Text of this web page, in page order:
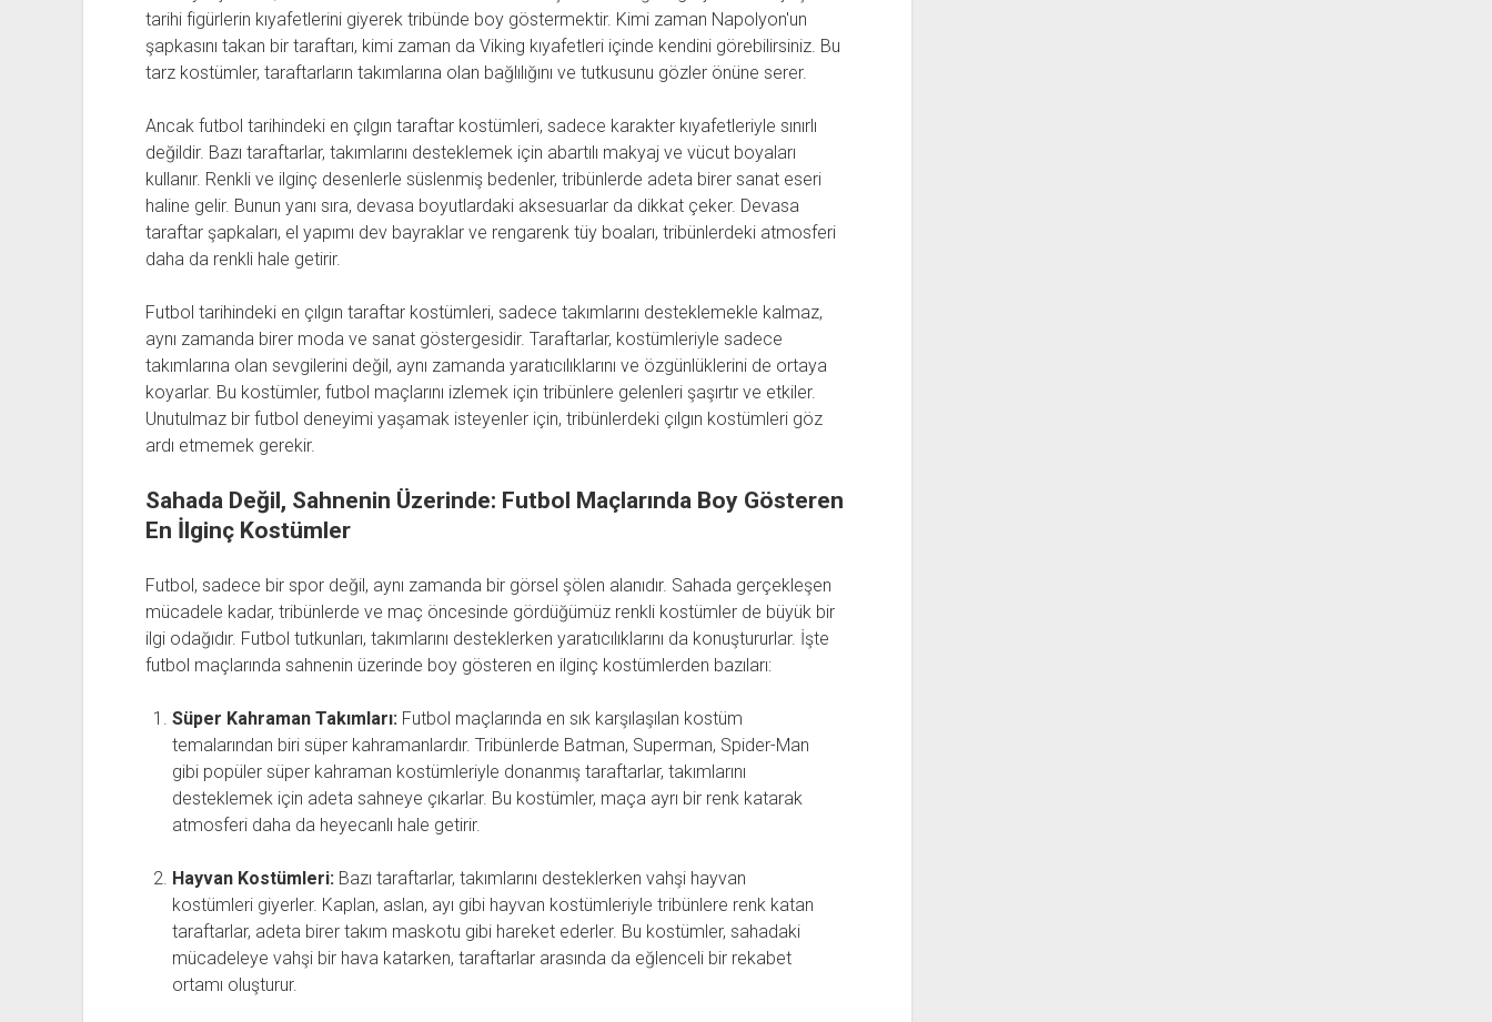
tarihi figürlerin kıyafetlerini giyerek tribünde boy göstermektir. Kimi zaman Napolyon'un
şapkasını takan bir taraftarı, kimi zaman da Viking kıyafetleri içinde kendini görebilirsiniz. Bu
tarz kostümler, taraftarların takımlarına olan bağlılığını ve tutkusunu gözler önüne serer.
Ancak futbol tarihindeki en çılgın taraftar kostümleri, sadece karakter kıyafetleriyle sınırlı
değildir. Bazı taraftarlar, takımlarını desteklemek için abartılı makyaj ve vücut boyaları
kullanır. Renkli ve ilginç desenlerle süslenmiş bedenler, tribünlerde adeta birer sanat eseri
haline gelir. Bunun yanı sıra, devasa boyutlardaki aksesuarlar da dikkat çeker. Devasa
taraftar şapkaları, el yapımı dev bayraklar ve rengarenk tüy boaları, tribünlerdeki atmosferi
daha da renkli hale getirir.
Futbol tarihindeki en çılgın taraftar kostümleri, sadece takımlarını desteklemekle kalmaz,
aynı zamanda birer moda ve sanat göstergesidir. Taraftarlar, kostümleriyle sadece
takımlarına olan sevgilerini değil, aynı zamanda yaratıcılıklarını ve özgünlüklerini de ortaya
koyarlar. Bu kostümler, futbol maçlarını izlemek için tribünlere gelenleri şaşırtır ve etkiler.
Unutulmaz bir futbol deneyimi yaşamak isteyenler için, tribünlerdeki çılgın kostümleri göz
ardı etmemek gerekir.
Sahada Değil, Sahnenin Üzerinde: Futbol Maçlarında Boy Gösteren
En İlginç Kostümler
Futbol, sadece bir spor değil, aynı zamanda bir görsel şölen alanıdır. Sahada gerçekleşen
mücadele kadar, tribünlerde ve maç öncesinde gördüğümüz renkli kostümler de büyük bir
ilgi odağıdır. Futbol tutkunları, takımlarını desteklerken yaratıcılıklarını da konuştururlar. İşte
futbol maçlarında sahnenin üzerinde boy gösteren en ilginç kostümlerden bazıları:
Süper Kahraman Takımları:Futbol maçlarında en sık karşılaşılan kostüm
temalarından biri süper kahramanlardır. Tribünlerde Batman, Superman, Spider-Man
gibi popüler süper kahraman kostümleriyle donanmış taraftarlar, takımlarını
desteklemek için adeta sahneye çıkarlar. Bu kostümler, maça ayrı bir renk katarak
atmosferi daha da heyecanlı hale getirir.
Hayvan Kostümleri:Bazı taraftarlar, takımlarını desteklerken vahşi hayvan
kostümleri giyerler. Kaplan, aslan, ayı gibi hayvan kostümleriyle tribünlere renk katan
taraftarlar, adeta birer takım maskotu gibi hareket ederler. Bu kostümler, sahadaki
mücadeleye vahşi bir hava katarken, taraftarlar arasında da eğlenceli bir rekabet
ortamı oluşturur.